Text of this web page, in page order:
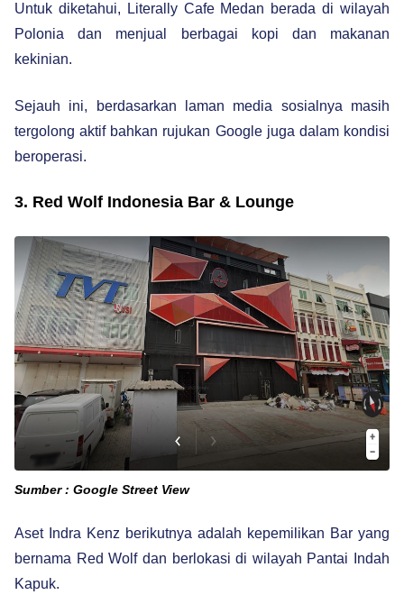
Untuk diketahui, Literally Cafe Medan berada di wilayah
Polonia dan menjual berbagai kopi dan makanan
kekinian.
Sejauh ini, berdasarkan laman media sosialnya masih
tergolong aktif bahkan rujukan Google juga dalam kondisi
beroperasi.
3. Red Wolf Indonesia Bar & Lounge
Sumber : Google Street View
Aset Indra Kenz berikutnya adalah kepemilikan Bar yang
bernama Red Wolf dan berlokasi di wilayah Pantai Indah
Kapuk.